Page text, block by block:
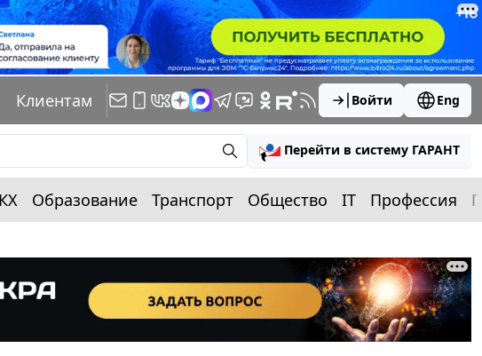
Клиентам Войти Eng
Перейти в систему ГАРАНТ
Образование Транспорт Общество IT Профессия